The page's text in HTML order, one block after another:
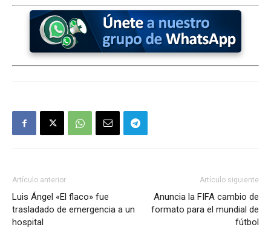
Artículo anterior
Luis Ángel «El flaco» fue
trasladado de emergencia a un
hospital
Artículo siguiente
Anuncia la FIFA cambio de
formato para el mundial de
fútbol